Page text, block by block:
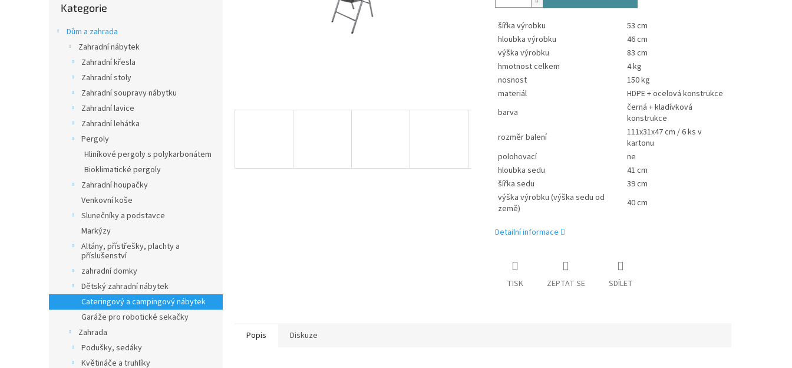
kategorie
Kategorie
Dům a zahrada
Zahradní nábytek
Zahradní křesla
Zahradní stoly
Zahradní soupravy nábytku
Zahradní lavice
Zahradní lehátka
Pergoly
Hliníkové pergoly s polykarbonátem
Bioklimatické pergoly
Zahradní houpačky
Venkovní koše
Slunečníky a podstavce
Markýzy
Altány, přístřešky, plachty a
příslušenství
zahradní domky
Dětský zahradní nábytek
Cateringový a campingový nábytek
Garáže pro robotické sekačky
Zahrada
Podušky, sedáky
Květináče a truhlíky
šířka výrobku
53 cm
hloubka výrobku
46 cm
výška výrobku
83 cm
hmotnost celkem
4 kg
nosnost
150 kg
materiál
HDPE + ocelová konstrukce
barva
černá + kladívková
konstrukce
rozměr balení
111x31x47 cm / 6 ks v
kartonu
polohovací
ne
hloubka sedu
41 cm
šířka sedu
39 cm
výška výrobku (výška sedu od
země)
40 cm
Detailní informace
TISK ZEPTAT SE SDÍLET
Popis Diskuze